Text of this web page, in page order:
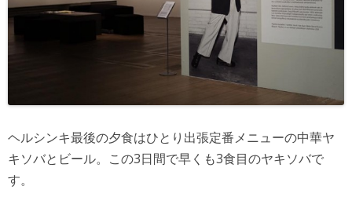
ヘルシンキ最後の夕食はひとり出張定番メニューの中華ヤ
キソバとビール。この3日間で早くも3食目のヤキソバで
す。